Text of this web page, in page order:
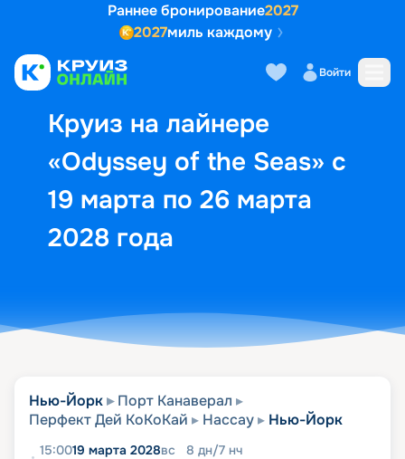
Раннее бронирование2027
2027миль каждому
Войти
Круиз на лайнере
«Odyssey of the Seas» с
19 марта по 26 марта
2028 года
Выбор кают Маршрут и
Нью-Йорк
Порт Канаверал
Перфект Дей КоКоКай
Нассау Нью-Йорк
15:0019 марта 2028вс 8 дн/7 нч